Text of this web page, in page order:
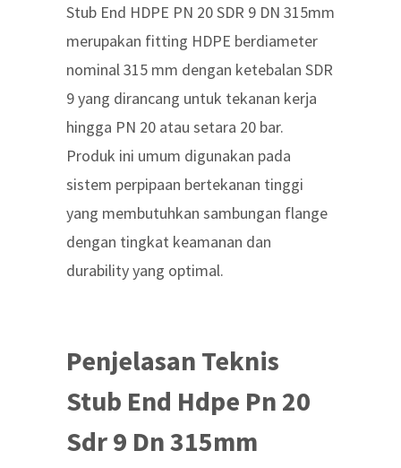
Stub End HDPE PN 20 SDR 9 DN 315mm
merupakan fitting HDPE berdiameter
nominal 315 mm dengan ketebalan SDR
9 yang dirancang untuk tekanan kerja
hingga PN 20 atau setara 20 bar.
Produk ini umum digunakan pada
sistem perpipaan bertekanan tinggi
yang membutuhkan sambungan flange
dengan tingkat keamanan dan
durability yang optimal.
Penjelasan Teknis
Stub End Hdpe Pn 20
Sdr 9 Dn 315mm